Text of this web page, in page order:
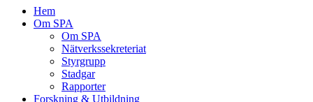
Hem
Om SPA
Om SPA
Nätverkssekreteriat
Styrgrupp
Stadgar
Rapporter
Forskning & Utbildning